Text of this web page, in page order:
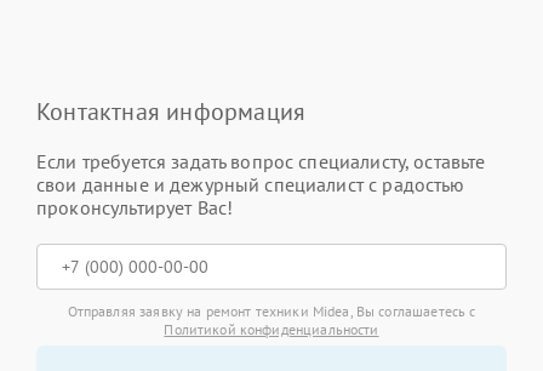
Контактная информация
Если требуется задать вопрос специалисту, оставьте
свои данные и дежурный специалист с радостью
проконсультирует Вас!
Отправляя заявку на ремонт техники Midea, Вы соглашаетесь с
Политикой конфиденциальности